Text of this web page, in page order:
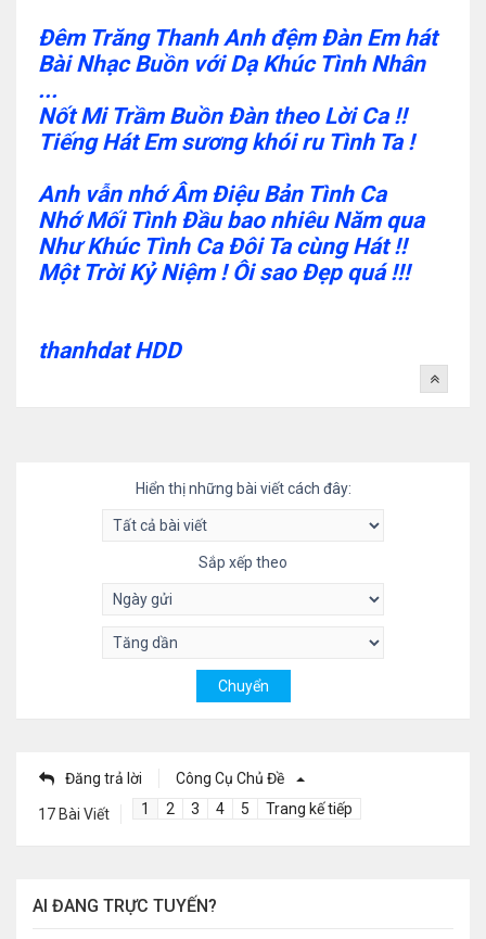
Đêm Trăng Thanh Anh đệm Đàn Em hát
Bài Nhạc Buồn với Dạ Khúc Tình Nhân
...
Nốt Mi Trầm Buồn Đàn theo Lời Ca !!
Tiếng Hát Em sương khói ru Tình Ta !
Anh vẫn nhớ Âm Điệu Bản Tình Ca
Nhớ Mối Tình Đầu bao nhiêu Năm qua
Như Khúc Tình Ca Đôi Ta cùng Hát !!
Một Trời Kỷ Niệm ! Ôi sao Đẹp quá !!!
thanhdat HDD
Hiển thị những bài viết cách đây:
Sắp xếp theo
Đăng trả lời Công Cụ Chủ Đề
17 Bài Viết 1 2 3 4 5 Trang kế tiếp
AI ĐANG TRỰC TUYẾN?